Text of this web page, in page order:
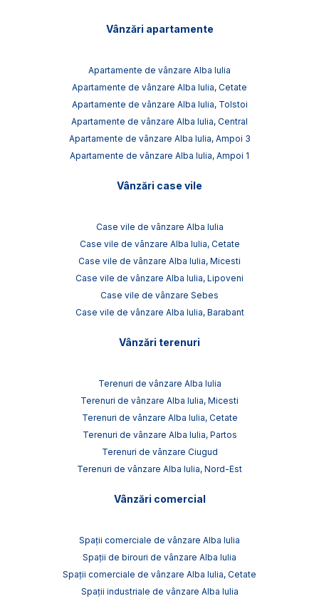
Vânzări apartamente
Apartamente de vânzare Alba Iulia
Apartamente de vânzare Alba Iulia, Cetate
Apartamente de vânzare Alba Iulia, Tolstoi
Apartamente de vânzare Alba Iulia, Central
Apartamente de vânzare Alba Iulia, Ampoi 3
Apartamente de vânzare Alba Iulia, Ampoi 1
Vânzări case vile
Case vile de vânzare Alba Iulia
Case vile de vânzare Alba Iulia, Cetate
Case vile de vânzare Alba Iulia, Micesti
Case vile de vânzare Alba Iulia, Lipoveni
Case vile de vânzare Sebes
Case vile de vânzare Alba Iulia, Barabant
Vânzări terenuri
Terenuri de vânzare Alba Iulia
Terenuri de vânzare Alba Iulia, Micesti
Terenuri de vânzare Alba Iulia, Cetate
Terenuri de vânzare Alba Iulia, Partos
Terenuri de vânzare Ciugud
Terenuri de vânzare Alba Iulia, Nord-Est
Vânzări comercial
Spații comerciale de vânzare Alba Iulia
Spații de birouri de vânzare Alba Iulia
Spații comerciale de vânzare Alba Iulia, Cetate
Spații industriale de vânzare Alba Iulia